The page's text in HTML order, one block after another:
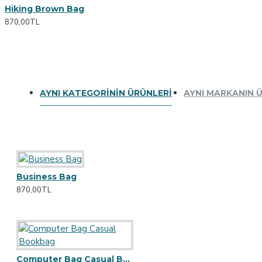
Chesterfield Sofa
Body Scrub
Gym Wear
Daha Fazlasını Görüntüle
Hiking Brown Bag
870,00TL
AYNI KATEGORININ ÜRÜNLERI AYNI MARKANIN
Business Bag
870,00TL
Computer Bag Casual Bookbag